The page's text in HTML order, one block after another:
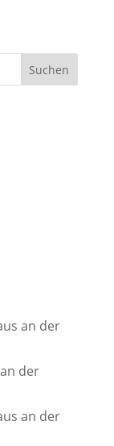
an der
der
an der